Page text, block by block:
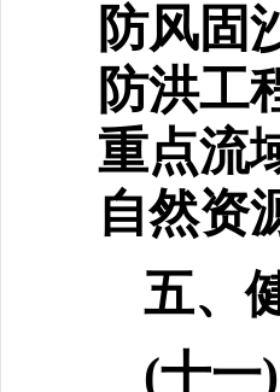
防风固
防洪工
重点流
自然资
五、
(十一